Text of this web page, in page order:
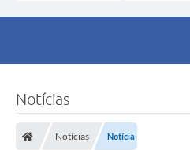
Notícias
Notícias Notícia